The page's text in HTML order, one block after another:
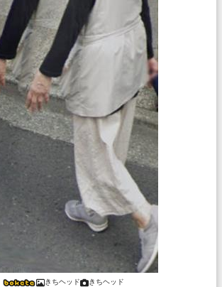
きちヘッド きちヘッド